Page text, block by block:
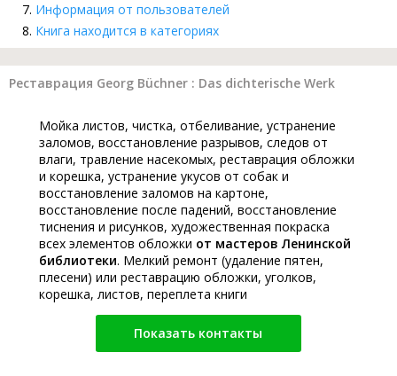
Информация от пользователей
Книга находится в категориях
Реставрация Georg Büchner : Das dichterische Werk
Мойка листов, чистка, отбеливание, устранение
заломов, восстановление разрывов, следов от
влаги, травление насекомых, реставрация обложки
и корешка, устранение укусов от собак и
восстановление заломов на картоне,
восстановление после падений, восстановление
тиснения и рисунков, художественная покраска
всех элементов обложки от мастеров Ленинской
библиотеки. Мелкий ремонт (удаление пятен,
плесени) или реставрацию обложки, уголков,
корешка, листов, переплета книги
Показать контакты